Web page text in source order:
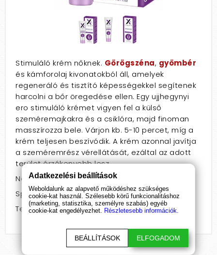
Stimuláló krém nőknek. Görögszéna, gyömbér
és kámforolaj kivonatokból áll, amelyek
regeneráló és tisztító képességekkel segítenek
harcolni a bőr öregedése ellen. Egy ujjhegynyi
ero stimuláló krémet vigyen fel a külső
szeméremajkakra és a csiklóra, majd finoman
masszírozza bele. Várjon kb. 5-10 percet, míg a
krém teljesen beszívódik. A krém azonnal javítja
a szeméremrész vérellátását, ezáltal az adott
terület érzékenyebb lesz.
Nem: nőknek
Speciális jellemző: stimuláló
Termékcsoport: krém
Adatkezelési beállítások
Weboldalunk az alapvető működéshez szükséges
cookie-kat használ. Szélesebb körű funkcionalitáshoz
(marketing, statisztika, személyre szabás) egyéb
cookie-kat engedélyezhet. Részletesebb információk.
BEÁLLÍTÁSOK ELFOGADOM